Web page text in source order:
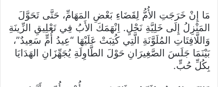
مَا إِنْ خَرَجَتِ الأُمُّ لِقَضَاءِ بَعْضِ المَهَامِّ، حَتَّى تَحَوَّلَ
المَنْزِلُ إِلَى خَلِيَّةِ نَحْلٍ. اِنْهَمَكَ الأَبُ فِي تَعْلِيقِ الزِّينَةِ
وَاللَّافِتَاتِ المُلَوَّنَةِ الَّتِي كُتِبَتْ عَلَيْهَا “عِيدُ أُمٍّ سَعِيدٌ”،
بَيْنَمَا جَلَسَ الصَّغِيرَانِ حَوْلَ الطَّاوِلَةِ يُجَهِّزَانِ الهَدَايَا
بِكُلِّ حُبٍّ.